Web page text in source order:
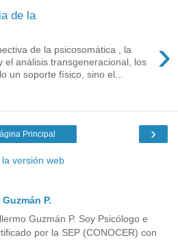
de la
›
de la psicosomática , la
el análisis transgeneracional, los
un soporte físico, sino el...
›
Principal
la versión web
P.
Guzmán P. Soy Psicólogo e
por la SEP (CONOCER) con